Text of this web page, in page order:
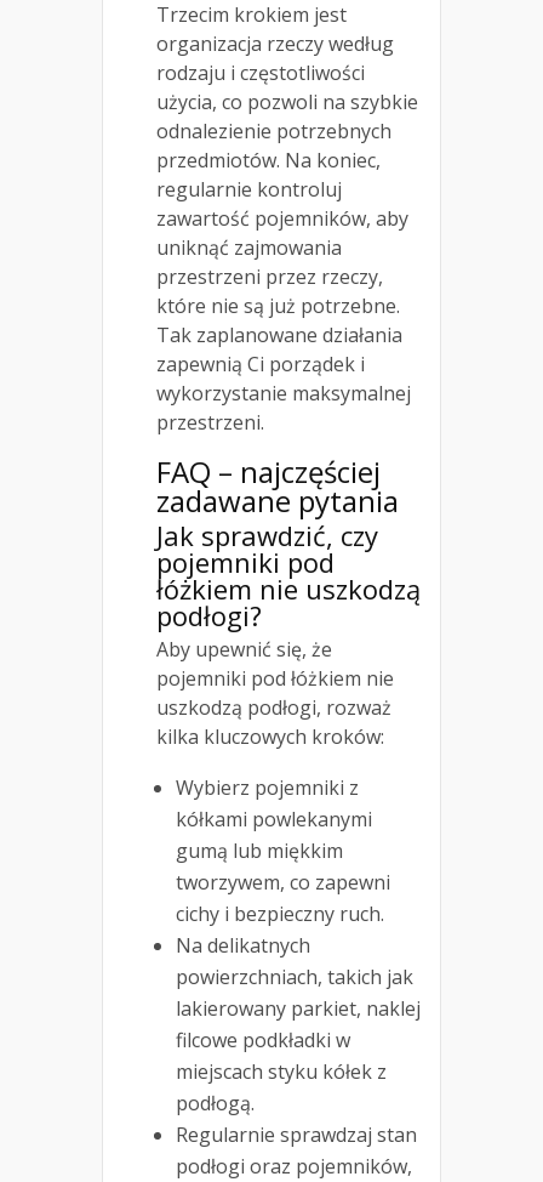
Trzecim krokiem jest
organizacja rzeczy według
rodzaju i częstotliwości
użycia, co pozwoli na szybkie
odnalezienie potrzebnych
przedmiotów. Na koniec,
regularnie kontroluj
zawartość pojemników, aby
uniknąć zajmowania
przestrzeni przez rzeczy,
które nie są już potrzebne.
Tak zaplanowane działania
zapewnią Ci porządek i
wykorzystanie maksymalnej
przestrzeni.
FAQ – najczęściej
zadawane pytania
Jak sprawdzić, czy
pojemniki pod
łóżkiem nie uszkodzą
podłogi?
Aby upewnić się, że
pojemniki pod łóżkiem nie
uszkodzą podłogi, rozważ
kilka kluczowych kroków:
Wybierz pojemniki z
kółkami powlekanymi
gumą lub miękkim
tworzywem, co zapewni
cichy i bezpieczny ruch.
Na delikatnych
powierzchniach, takich jak
lakierowany parkiet, naklej
filcowe podkładki w
miejscach styku kółek z
podłogą.
Regularnie sprawdzaj stan
podłogi oraz pojemników,